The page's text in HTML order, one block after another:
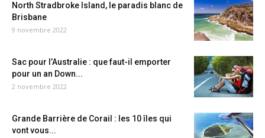
North Stradbroke Island, le paradis blanc de
Brisbane
9 novembre 2022
Sac pour l’Australie : que faut-il emporter
pour un an Down...
2 novembre 2022
Grande Barrière de Corail : les 10 îles qui
vont vous...